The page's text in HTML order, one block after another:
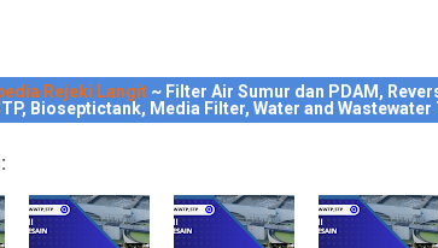
Rejeki Langit ~ Filter Air Sumur dan PDAM,
Bioseptictank, Media Filter, Water and